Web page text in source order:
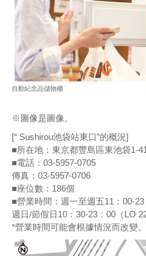
自動紀念品儲物櫃
※圖像是圖像。
[“ Sushirou池袋站東口”的概況]
■所在地：東京都豐島區東池袋1-
■電話：03-5957-0705
傳真：03-5957-0706
■座位數：186個
■營業時間：週一至週五11：00-
週日/節假日10：30-23：00（LO
*營業時間可能會根據情況而改變。